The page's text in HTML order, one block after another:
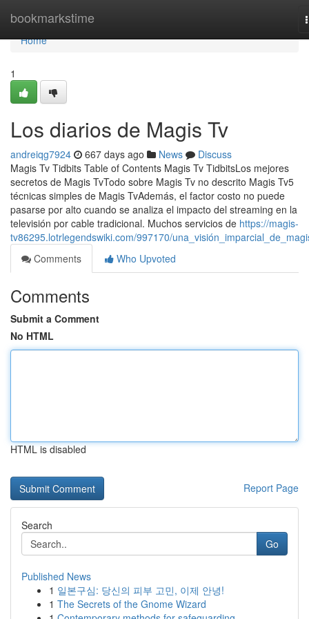
bookmarkstime
Home
Home
1
Los diarios de Magis Tv
andreiqg7924 667 days ago News
Discuss
Magis Tv Tidbits Table of Contents Magis Tv TidbitsLos mejores
secretos de Magis TvTodo sobre Magis Tv no descrito Magis Tv5
técnicas simples de Magis TvAdemás, el factor costo no puede
pasarse por alto cuando se analiza el impacto del streaming en la
televisión por cable tradicional. Muchos servicios de https://magis-
tv86295.lotrlegendswiki.com/997170/
Comments
Who Upvoted
Comments
Submit a Comment
No HTML
HTML is disabled
Report Page
Search
Go
Published News
1 일본구심: 당신의 피부 고민, 이제 안녕!
1 The Secrets of the Gnome Wizard